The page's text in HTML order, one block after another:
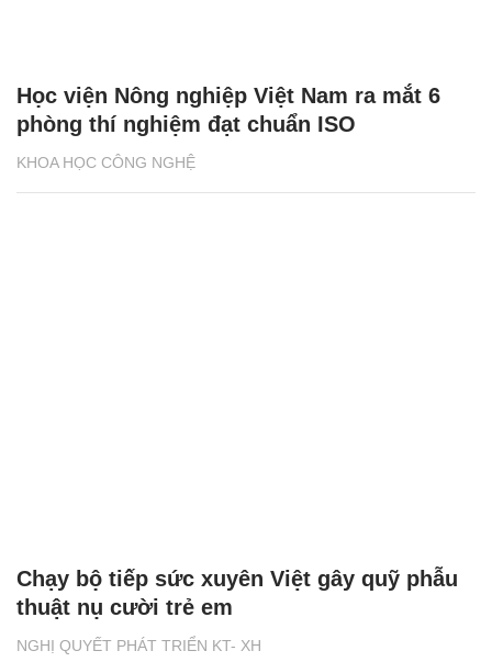
KHOA HỌC CÔNG NGHỆ
Học viện Nông nghiệp Việt Nam ra mắt 6
phòng thí nghiệm đạt chuẩn ISO
NGHỊ QUYẾT PHÁT TRIỂN KT- XH
Chạy bộ tiếp sức xuyên Việt gây quỹ phẫu
thuật nụ cười trẻ em